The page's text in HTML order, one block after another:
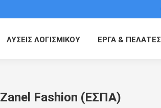
ΛΥΣΕΙΣ ΛΟΓΙΣΜΙΚΟΥ ΕΡΓΑ & ΠΕΛΑΤΕΣ
Zanel Fashion (ΕΣΠΑ)